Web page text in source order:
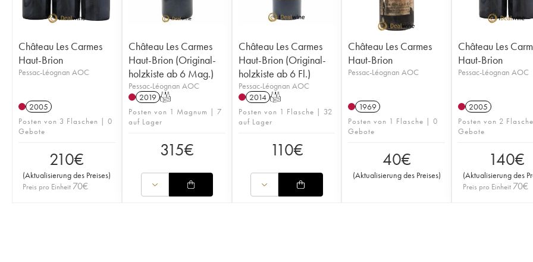
Château Les Carmes
Haut-Brion
Pessac-Léognan AOC
2005
Posten von 3 Flaschen | 0
Gebote
210€
(Aktualisierung des Preises)
Preis pro Einheit 70€
Château Les Carmes
Haut-Brion (Original-
holzkiste ab 6 Mag.)
Pessac-Léognan AOC
2019 T
Posten von 1 Magnum | 7
auf Lager
315€
Château Les Carmes
Haut-Brion (Original-
holzkiste ab 6 Fl.)
Pessac-Léognan AOC
2014 T
Posten von 1 Flasche | 32
auf Lager
110€
Château Les Carmes
Haut-Brion
Pessac-Léognan AOC
1969
Posten von 1 Flasche | 0
Gebote
40€
(Aktualisierung des Preises)
Château Les
Haut-Brion
Pessac-Léognan AOC
2005
Posten von 2
Gebote
140€
(Aktualisierung des
Preis pro Einheit 70€